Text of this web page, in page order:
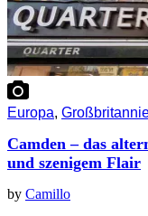
Europa,
Camden – das
und szenigem Flair
by Camillo